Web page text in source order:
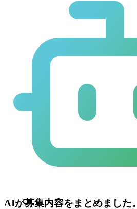
AIが募集内容をまとめました。